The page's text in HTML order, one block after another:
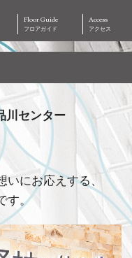
Floor Guide
フロアガイド
Access
アクセス
川センター
いにお応えする、
す。